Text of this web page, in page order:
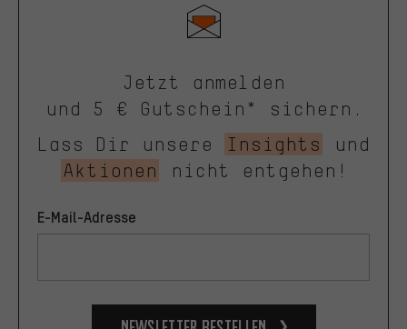
Jetzt anmelden
und 5 € Gutschein* sichern.
Lass Dir unsere
Insights
und
Aktionen
nicht entgehen!
E-Mail-Adresse